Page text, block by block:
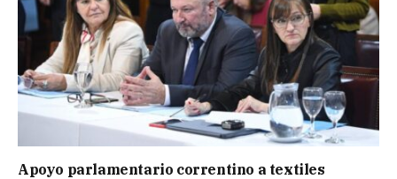
Apoyo parlamentario correntino a textiles